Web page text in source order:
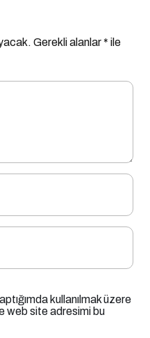
Gerekli alanlar* ile
kullanılmak üzere
web site adresimi bu